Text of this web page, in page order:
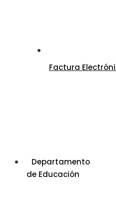
Factura
Departamento
de Educación